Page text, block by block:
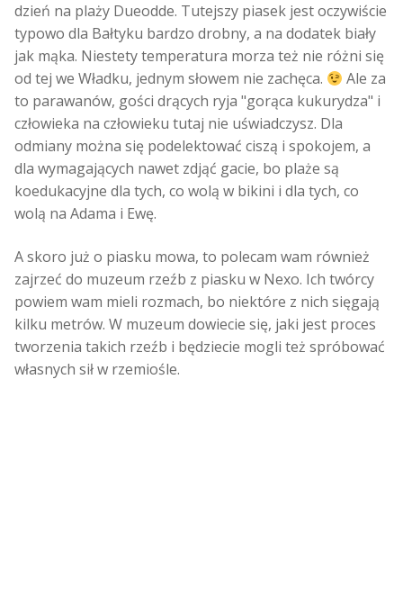
dzień na plaży Dueodde. Tutejszy piasek jest oczywiście
typowo dla Bałtyku bardzo drobny, a na dodatek biały
jak mąka. Niestety temperatura morza też nie różni się
od tej we Władku, jednym słowem nie zachęca.
Ale za
to parawanów, gości drących ryja "gorąca kukurydza" i
człowieka na człowieku tutaj nie uświadczysz. Dla
odmiany można się podelektować ciszą i spokojem, a
dla wymagających nawet zdjąć gacie, bo plaże są
koedukacyjne dla tych, co wolą w bikini i dla tych, co
wolą na Adama i Ewę.
A skoro już o piasku mowa, to polecam wam również
zajrzeć do muzeum rzeźb z piasku w Nexo. Ich twórcy
powiem wam mieli rozmach, bo niektóre z nich sięgają
kilku metrów. W muzeum dowiecie się, jaki jest proces
tworzenia takich rzeźb i będziecie mogli też spróbować
własnych sił w rzemiośle.